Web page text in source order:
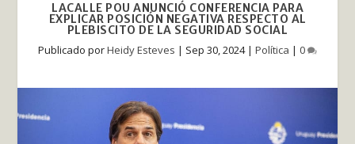
LACALLE POU ANUNCIÓ CONFERENCIA PARA
EXPLICAR POSICIÓN NEGATIVA RESPECTO AL
PLEBISCITO DE LA SEGURIDAD SOCIAL
Publicado porHeidy Esteves | Sep 30, 2024| Política | 0